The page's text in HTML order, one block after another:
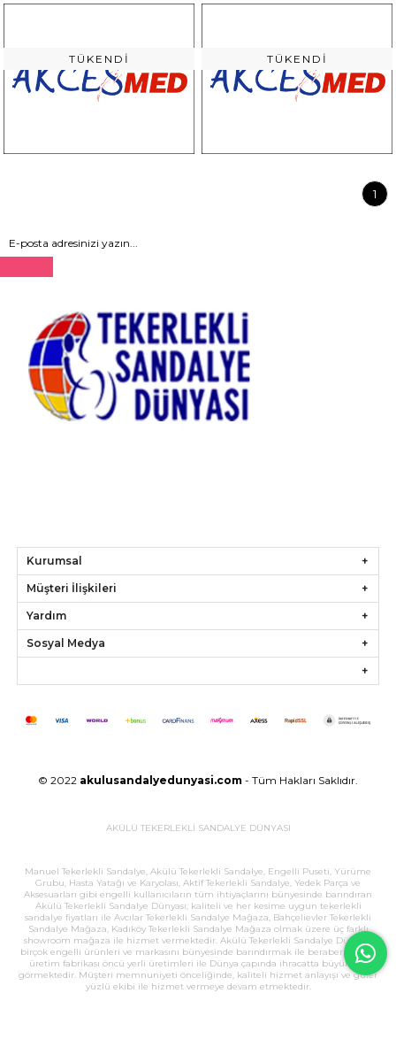
TÜKENDI TÜKENDI
1
Kurumsal
Müşteri İlişkileri
Yardım
Sosyal Medya
© 2022 akulusandalyedunyasi.com - Tüm Hakları Saklıdır.
AKÜLÜ TEKERLEKLİ SANDALYE DÜNYASI
Manuel Tekerlekli Sandalye, Akülü Tekerlekli Sandalye, Engelli Puseti, Yürüme
Grubu, Hasta Yatağı ve Karyolası, Aktif Tekerlekli Sandalye, Yedek Parça ve
Aksesuarları gibi engelli kullanıcıların tüm ihtiyaçlarını bünyesinde barındıran
Akülü Tekerlekli Sandalye Dünyası, kaliteli ve her kesime uygun tekerlekli
sandalye fiyatları ile Avcılar Tekerlekli Sandalye Mağaza, Bahçelievler Tekerlekli
Sandalye Mağaza, Kadıköy Tekerlekli Sandalye Mağaza olmak üzere üç farklı
showroom mağaza ile hizmet vermektedir. Akülü Tekerlekli Sandalye Dünyası,
birçok engelli ürünleri ve markasını bünyesinde barındırmak ile beraber, büyük
üretim fabrikası öncü yerli üretimleri ile Dünya çapında ihracatta büyük ilgi
görmektedir. Müşteri memnuniyeti önceliğinde, kaliteli hizmet anlayışı ve güler
yüzlü ekibi ile hizmet vermeye devam etmektedir.